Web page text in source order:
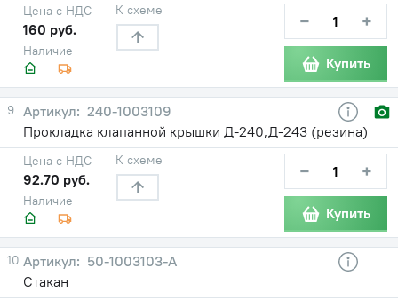
Наличие
Цена с НДС
160 руб.
К схеме − +
Купить
9
240-1003109
Прокладка клапанной крышки Д-240,Д-243 (резина)
Наличие
Цена с НДС
92.70 руб.
К схеме − +
Купить
10
50-1003103-А
Стакан